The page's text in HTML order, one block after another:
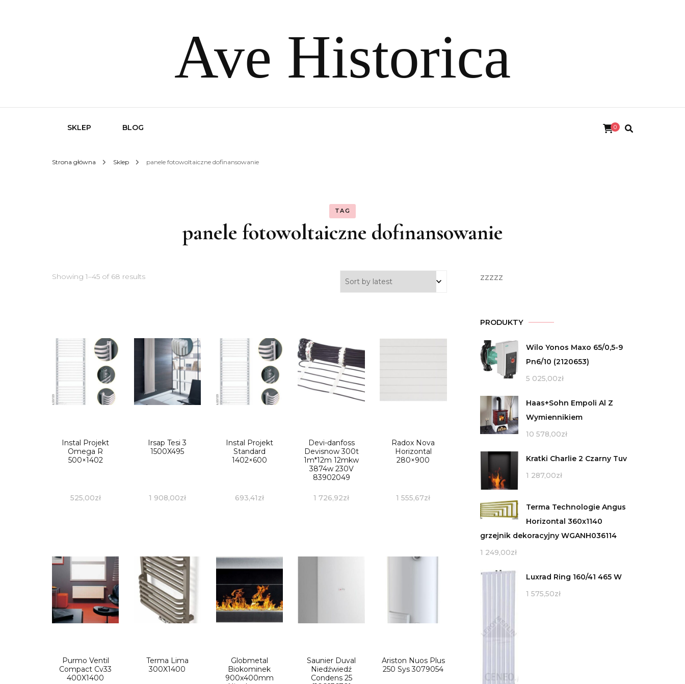
Ave Historica
SKLEP BLOG 0
Strona główna Sklep panele fotowoltaiczne dofinansowanie
TAG
panele fotowoltaiczne dofinansowanie
Showing 1–45 of 68 results
Instal Projekt
Omega R
500×1402
525,00zł
Irsap Tesi 3
1500X495
1 908,00zł
Instal Projekt
Standard
1402×600
693,41zł
Devi-danfoss
Devisnow 300t
1m*12m 12mkw
3874w 230V
83902049
1 726,92zł
Radox Nova
Horizontal
280×900
1 555,67zł
Purmo Ventil
Compact Cv33
400X1400
Terma Lima
300X1400
Globmetal
Biokominek
900x400mm
Saunier Duval
Niedźwiedź
Condens 25
Ariston Nuos Plus
250 Sys 3079054
zzzzz
PRODUKTY
Wilo Yonos Maxo 65/0,5-9
Pn6/10 (2120653)
5 025,00zł
Haas+Sohn Empoli Al Z
Wymiennikiem
10 578,00zł
Kratki Charlie 2 Czarny Tuv
1 287,00zł
Terma Technologie Angus
Horizontal 360x1140
grzejnik dekoracyjny WGANH036114
1 249,00zł
Luxrad Ring 160/41 465 W
1 575,50zł